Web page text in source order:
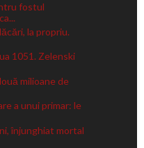
fostul
la propriu.
1051. Zelenski
milioane de
a unui primar: le
înjunghiat mortal